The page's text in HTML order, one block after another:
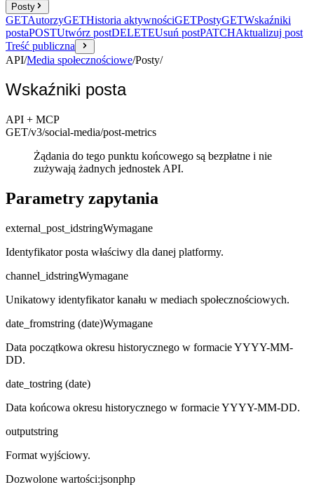
Posty
GETAutorzyGETHistoria aktywnościGETPostyGETWskaźniki
postaPOSTUtwórz postDELETEUsuń postPATCHAktualizuj post
Treść publiczna
API/Media społecznościowe/Posty/
Wskaźniki posta
API + MCP
GET/v3/social-media/post-metrics
Żądania do tego punktu końcowego są bezpłatne i nie
zużywają żadnych jednostek API.
Parametry zapytania
external_post_idstringWymagane
Identyfikator posta właściwy dla danej platformy.
channel_idstringWymagane
Unikatowy identyfikator kanału w mediach społecznościowych.
date_fromstring (date)Wymagane
Data początkowa okresu historycznego w formacie YYYY-MM-
DD.
date_tostring (date)
Data końcowa okresu historycznego w formacie YYYY-MM-DD.
outputstring
Format wyjściowy.
Dozwolone wartości:jsonphp